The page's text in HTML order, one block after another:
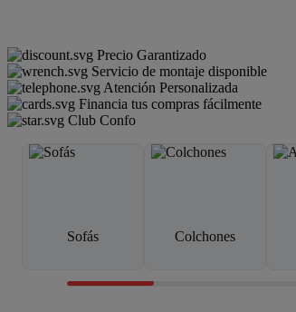
Precio Garantizado
Servicio de montaje disponible
Atención Personalizada
Financia tus compras fácilmente
Club Confo
Sofás Colchones